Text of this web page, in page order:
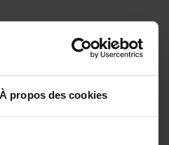
À propos des cookies